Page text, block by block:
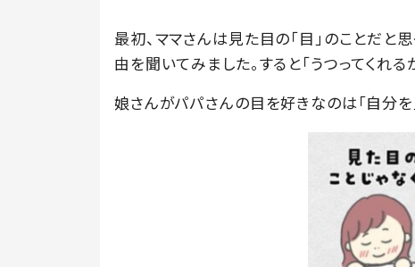
最初、ママさんは見た目の「目」のことだと
由を聞いてみました。すると「うつってくれる
娘さんがパパさんの目を好きなのは「自分を